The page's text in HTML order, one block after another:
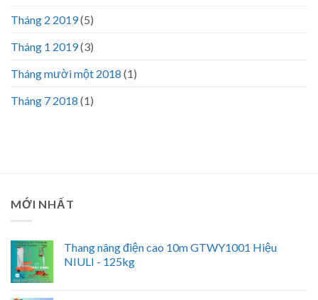
Tháng 2 2019(5)
Tháng 1 2019(3)
Tháng mười một 2018 (1)
Tháng 7 2018 (1)
MỚI NHẤT
Thang nâng điện cao 10m GTWY1001 Hiệu
NIULI - 125kg